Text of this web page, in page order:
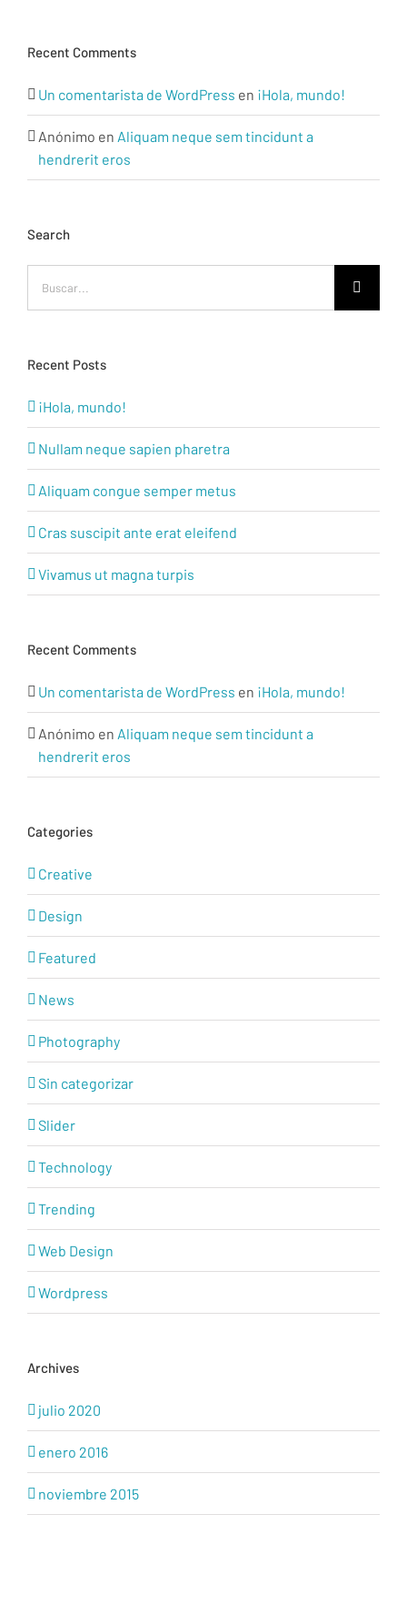
Recent Comments
Un comentarista de WordPress en ¡Hola, mundo!
Anónimo en Aliquam neque sem tincidunt a
hendrerit eros
Search
Recent Posts
¡Hola, mundo!
Nullam neque sapien pharetra
Aliquam congue semper metus
Cras suscipit ante erat eleifend
Vivamus ut magna turpis
Recent Comments
Un comentarista de WordPress en ¡Hola, mundo!
Anónimo en Aliquam neque sem tincidunt a
hendrerit eros
Categories
Creative
Design
Featured
News
Photography
Sin categorizar
Slider
Technology
Trending
Web Design
Wordpress
Archives
julio 2020
enero 2016
noviembre 2015